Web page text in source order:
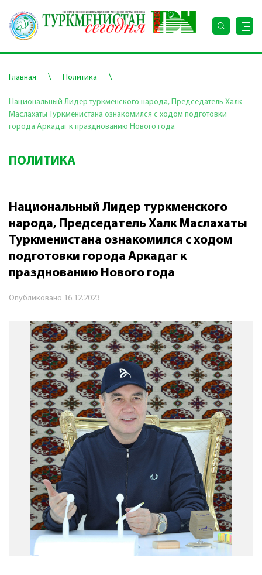
Главная \ Политика \
Национальный Лидер туркменского народа, Председатель Халк
Маслахаты Туркменистана ознакомился с ходом подготовки
города Аркадаг к празднованию Нового года
ПОЛИТИКА
Национальный Лидер туркменского
народа, Председатель Халк Маслахаты
Туркменистана ознакомился с ходом
подготовки города Аркадаг к
празднованию Нового года
Опубликовано 16.12.2023